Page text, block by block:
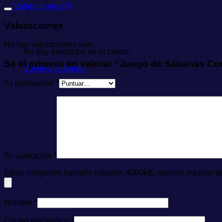
No hay productos en el carrito.
Volver a la tienda
Valoraciones (0)
Valoraciones
No hay valoraciones aún.
Sé el primero en valorar “Juego de Sábanas
Tu puntuación *
Tu valoración *
Elegir imágenes (tamaño máximo: 4000kB, número máximo
Nombre *